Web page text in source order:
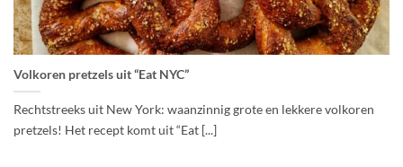
Volkoren pretzels uit “Eat NYC”
Rechtstreeks uit New York: waanzinnig grote en lekkere volkoren
pretzels! Het recept komt uit “Eat [...]